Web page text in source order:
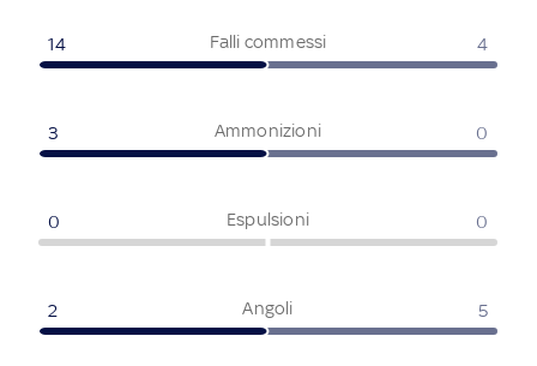
Falli commessi
14 4
Ammonizioni
3 0
Espulsioni
0 0
Angoli
2 5